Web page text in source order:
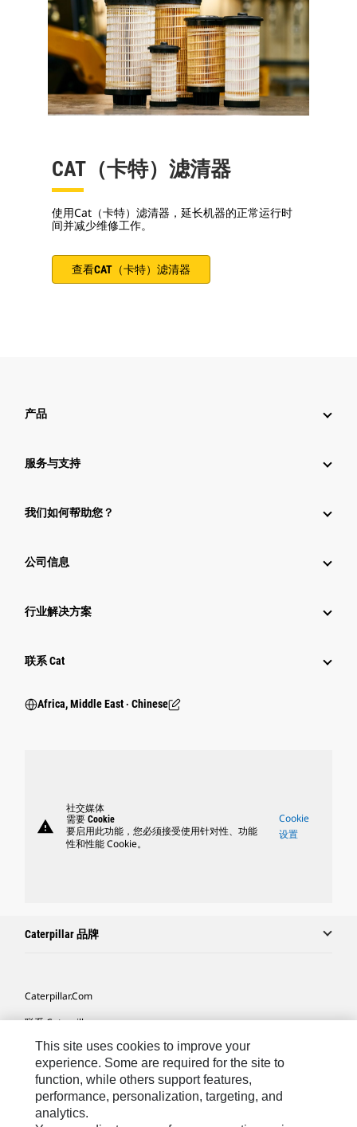
CAT（卡特）滤清器
使用Cat（卡特）滤清器，延长机器的正常运行时
间并减少维修工作。
查看CAT（卡特）滤清器
产品
服务与支持
我们如何帮助您？
公司信息
行业解决方案
联系 Cat
Africa, Middle East ‧ Chinese
warning
社交媒体
需要 Cookie
要启用此功能，您必须接受使用针对性、功能
性和性能 Cookie。
Cookie
设置
Caterpillar 品牌
Caterpillar.com
联系 Caterpillar
我的营销首选项
站点地图
Cookie Settings
This site uses cookies to improve your
experience. Some are required for the site to
function, while others support features,
performance, personalization, targeting, and
analytics.